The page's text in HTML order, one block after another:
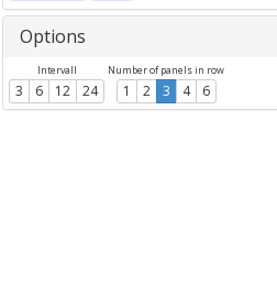
Options
Intervall
3 6 12 24
Number of panels in row
1 2 3 4 6